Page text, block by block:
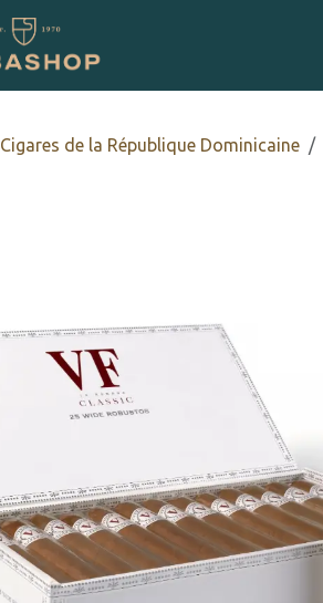
Cigares de la République Dominicaine